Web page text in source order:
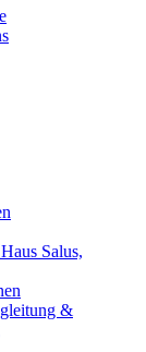
Salus,
&